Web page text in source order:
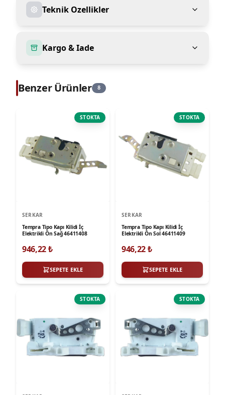
Teknik Ozellikler
Kargo & Iade
Benzer Ürünler 8
STOKTA
SERKAR
Tempra Tipo Kapı Kilidi İç
Elektrikli Ön Sağ 46411408
946,22₺
SEPETE EKLE
STOKTA
SERKAR
Tempra Tipo Kapı Kilidi İç
Elektrikli Ön Sol 46411409
946,22₺
SEPETE EKLE
STOKTA STOKTA